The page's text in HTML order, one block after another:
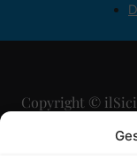
Copyright ©